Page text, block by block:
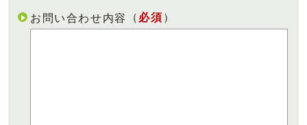
お問い合わせ内容 （ 必須 ）